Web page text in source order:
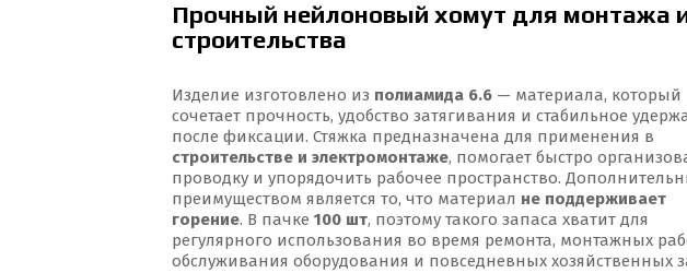
Прочный нейлоновый хомут для монтажа
строительства
Изделие изготовлено из полиамида 6.6 — материала, который
сочетает прочность, удобство затягивания и стабильное
после фиксации. Стяжка предназначена для применения в
строительстве и электромонтаже, помогает быстро
проводку и упорядочить рабочее пространство.
преимуществом является то, что материал не поддерживает
горение. В пачке 100 шт, поэтому такого запаса хватит для
регулярного использования во время ремонта, монтажных
обслуживания оборудования и повседневных хозяйственных